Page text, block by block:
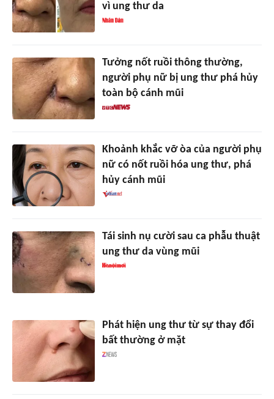
vì ung thư da
Tưởng nốt ruồi thông thường,
người phụ nữ bị ung thư phá hủy
toàn bộ cánh mũi
Khoảnh khắc vỡ òa của người phụ
nữ có nốt ruồi hóa ung thư, phá
hủy cánh mũi
Tái sinh nụ cười sau ca phẫu thuật
ung thư da vùng mũi
Phát hiện ung thư từ sự thay đổi
bất thường ở mặt